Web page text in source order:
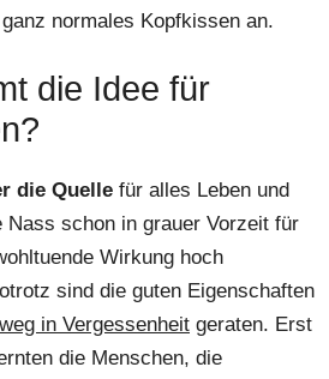
normales Kopfkissen an.
die Idee für
die Quelle für alles Leben und
Nass schon in grauer Vorzeit für
Wirkung hoch
sind die guten Eigenschaften
in Vergessenheit geraten. Erst
die Menschen, die